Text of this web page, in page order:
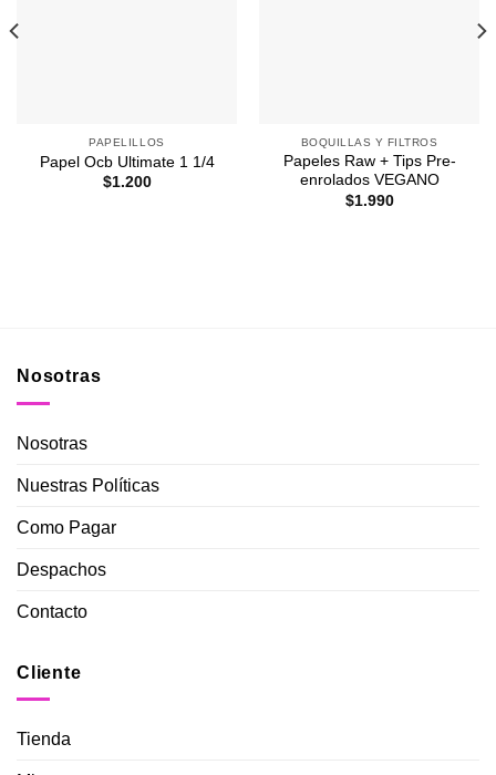
PAPELILLOS
Papel Ocb Ultimate 1 1/4
$1.200
BOQUILLAS Y FILTROS
Papeles Raw + Tips Pre-
enrolados VEGANO
$1.990
Nosotras
Nosotras
Nuestras Políticas
Como Pagar
Despachos
Contacto
Cliente
Tienda